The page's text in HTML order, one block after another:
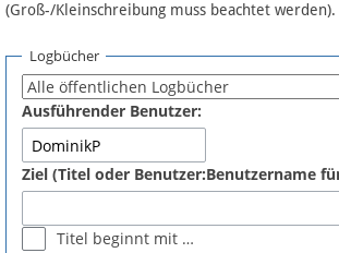
Fördermitglied werden
Fehler melden
(Groß-/Kleinschreibung muss beachtet werden).
Logbücher
Ausführender Benutzer:
Ziel (Titel oder Benutzer:Benutzername
Titel beginnt mit …